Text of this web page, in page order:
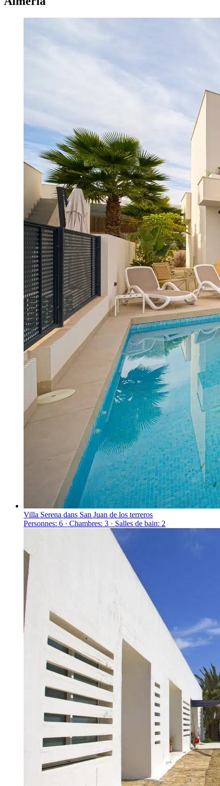
Villa Serena dans San Juan de los terreros
Personnes: 6 · Chambres: 3 · Salles de bain: 2